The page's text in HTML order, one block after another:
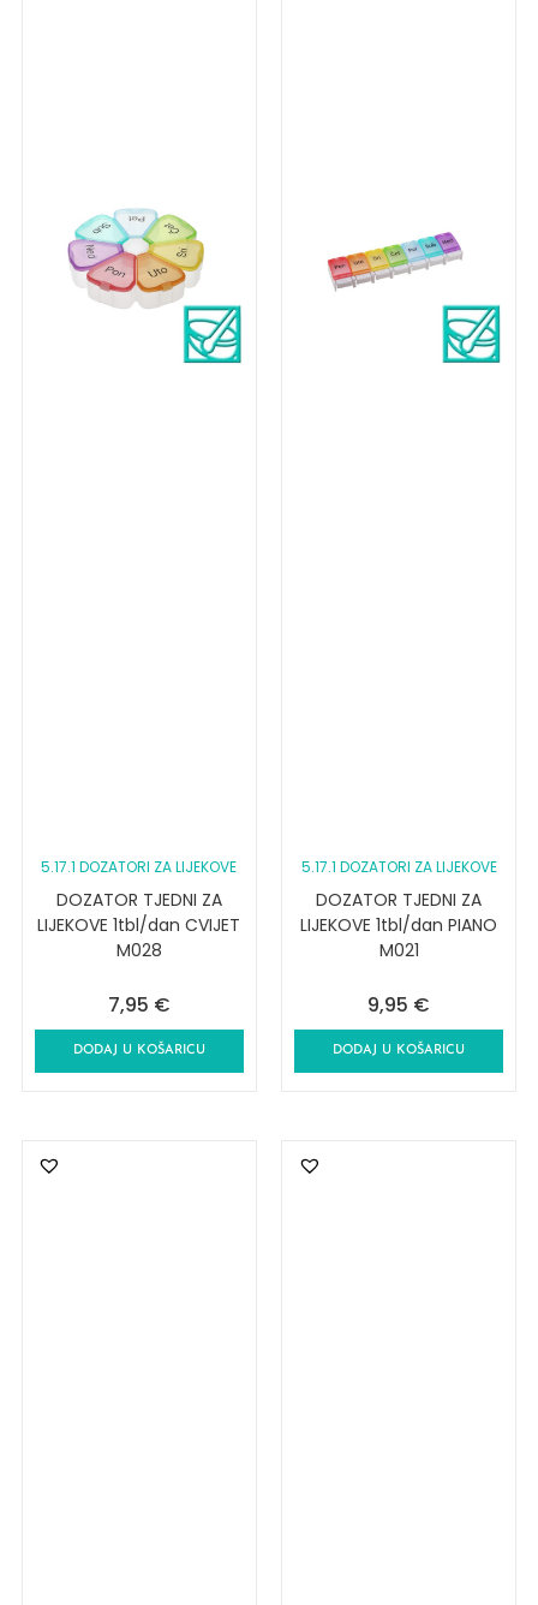
5.17.1 DOZATORI ZA LIJEKOVE
DOZATOR TJEDNI ZA
LIJEKOVE 1tbl/dan CVIJET
M028
7,95 €
DODAJ U KOŠARICU
5.17.1 DOZATORI ZA LIJEKOVE
DOZATOR TJEDNI ZA
LIJEKOVE 1tbl/dan PIANO
M021
9,95 €
DODAJ U KOŠARICU